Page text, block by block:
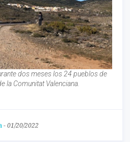
dos meses los 24 pueblos de
la Comunitat Valenciana.
- 01/20/2022